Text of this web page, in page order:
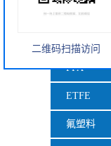
产品中心
PFA
ETFE
氟塑料
二维码扫描访问